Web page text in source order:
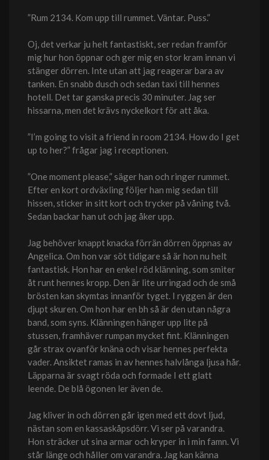
”Rum 2134. Kom upp till rummet. Väntar. Puss.”
Oj, det verkar ju helt fantastiskt, ser redan framför
mig hur hon öppnar och ger mig en stor kram innan vi
stänger dörren. Inte utan att jag reagerar bara av
tanken. En snabb dusch och sedan taxi till hennes
hotell. Det tar ganska precis 30 minuter. Jag ser
hissarna, men det krävs nyckelkort för att åka.
”I’m going to visit a friend in room 2134. How do I get
up to her?” frågar jag i receptionen.
”One moment please,” säger han och ringer rummet.
Efter en kort ordväxling följer han mig sedan till
hissen, sticker in sitt kort och trycker på våning två.
Sedan backar han ut och jag åker upp.
Jag behöver knappt knacka förrän dörren öppnas av
Angelica. Om hon var söt tidigare så är hon nu helt
fantastisk. Hon har en enkel röd klänning, som smiter
åt runt hennes kropp. Den är lite urringad och de små
brösten kan skymtas innanför tyget. I ryggen är den
djupt skuren. Om hon har en bh så är den utan några
band, som syns. Klänningen hänger upp lite på
stussen, framhäver rumpan mycket fint. Klänningen
går strax ovanför knäna och visar hennes perfekta
vader. Ansiktet ramas in av hennes halvlånga ljusa hår.
Läpparna är svagt röda och formade I ett glatt
leende. De blå ögonen ler även de.
Jag kliver in och dörren går igen med ett dovt ljud,
nästan som en kassaskåpsdörr. Vi ser på varandra.
Hon sträcker ut sina armar och kryper in i min famn. Vi
står länge och håller om varandra. Jag kan känna